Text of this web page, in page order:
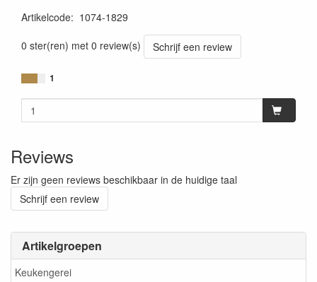
Artikelgroepen
Keukengerei
Artikelcode: 1074-1829
0 ster(ren) met 0 review(s)
Schrijf een review
1
Reviews
Er zijn geen reviews beschikbaar in de huidige taal
Schrijf een review